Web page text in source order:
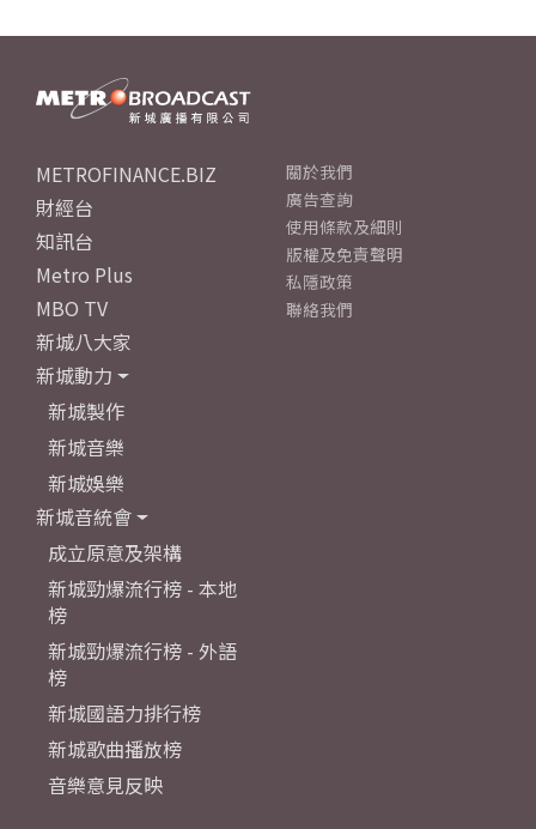
METROFINANCE.BIZ
財經台
知訊台
Metro Plus
MBO TV
新城八大家
新城動力
新城製作
新城音樂
新城娛樂
新城音統會
成立原意及架構
新城勁爆流行榜 - 本地
榜
新城勁爆流行榜 - 外語
榜
新城國語力排行榜
新城歌曲播放榜
音樂意見反映
關於我們
廣告查詢
使用條款及細則
版權及免責聲明
私隱政策
聯絡我們